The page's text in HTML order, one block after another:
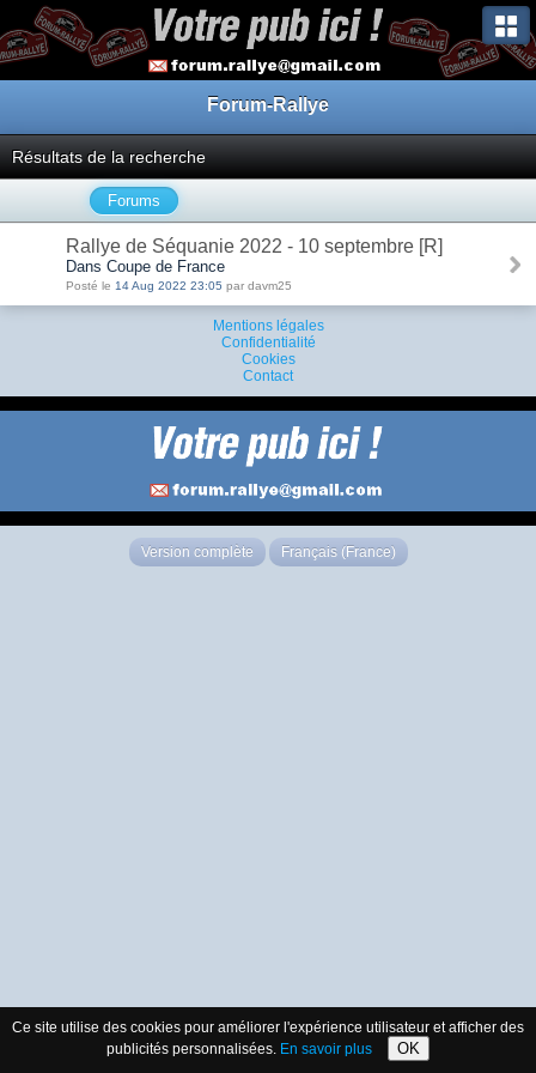
Forum-Rallye
Résultats de la recherche
Forums
Rallye de Séquanie 2022 - 10 septembre [R]
Dans Coupe de France
Posté le 14 Aug 2022 23:05 par davm25
Mentions légales
Confidentialité
Cookies
Contact
Version complète Français (France)
Ce site utilise des cookies pour améliorer l'expérience utilisateur et afficher des
publicités personnalisées. En savoir plus OK